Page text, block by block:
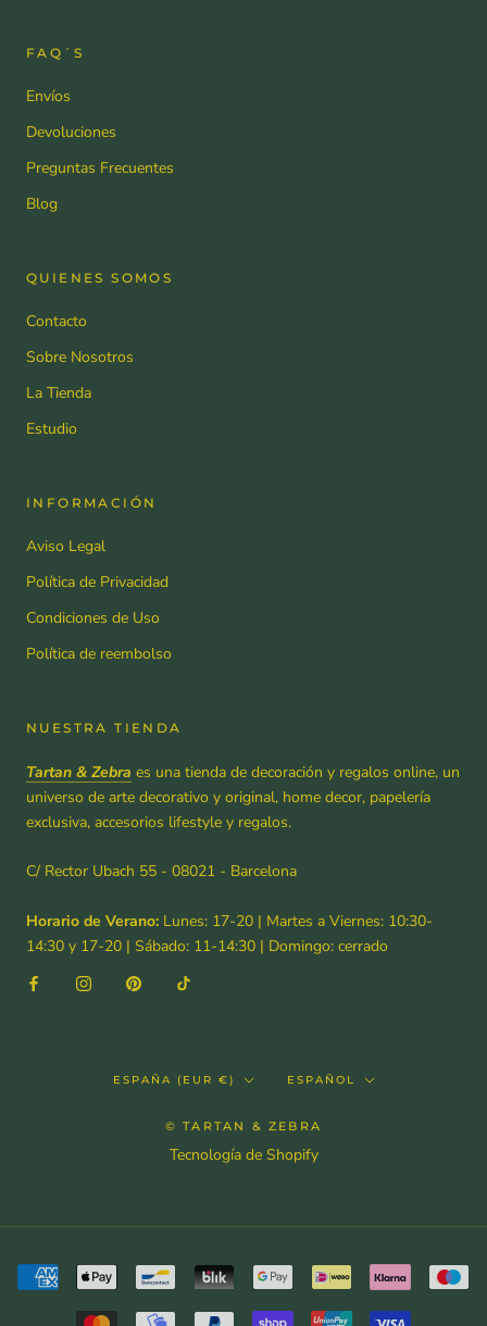
FAQ´S
Envíos
Devoluciones
Preguntas Frecuentes
Blog
QUIENES SOMOS
Contacto
Sobre Nosotros
La Tienda
Estudio
INFORMACIÓN
Aviso Legal
Política de Privacidad
Condiciones de Uso
Política de reembolso
NUESTRA TIENDA
Tartan & Zebra es una tienda de decoración y regalos online, un
universo de arte decorativo y original, home decor, papelería
exclusiva, accesorios lifestyle y regalos.
C/ Rector Ubach 55 - 08021 - Barcelona
Horario de Verano: Lunes: 17-20 | Martes a Viernes: 10:30-
14:30 y 17-20 | Sábado: 11-14:30 | Domingo: cerrado
País/región
ESPAÑA (EUR €) Idioma
ESPAÑOL
© TARTAN & ZEBRA
Tecnología de Shopify